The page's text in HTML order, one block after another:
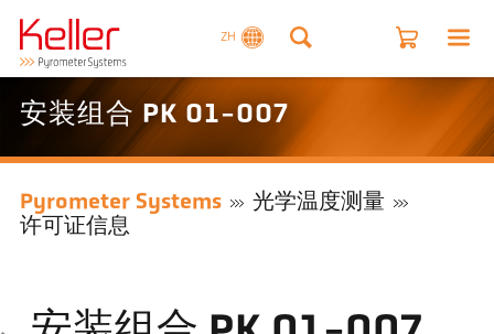
ZH
安装组合 PK 01-007
Pyrometer Systems
光学温度测量
许可证信息